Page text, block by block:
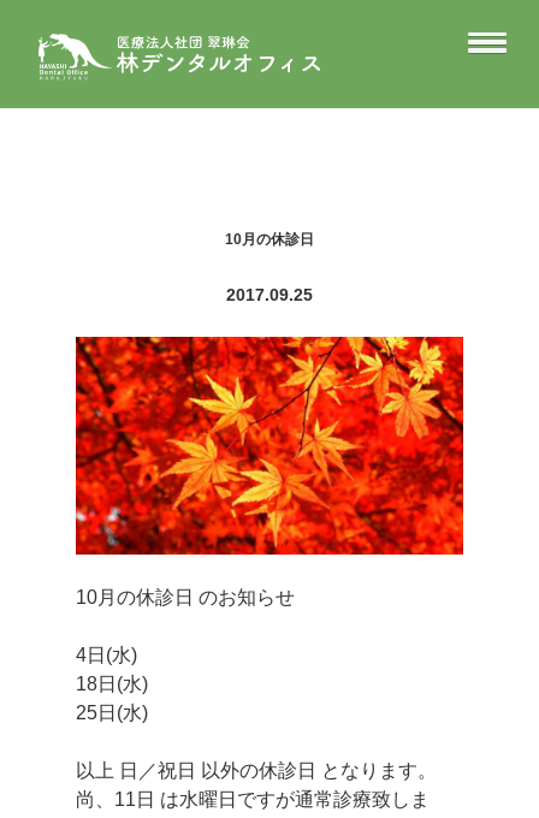
10月の休診日
2017.09.25
10月の休診日 のお知らせ
4日(水)
18日(水)
25日(水)
以上 日／祝日 以外の休診日 となります。
尚、11日 は水曜日ですが通常診療致しま